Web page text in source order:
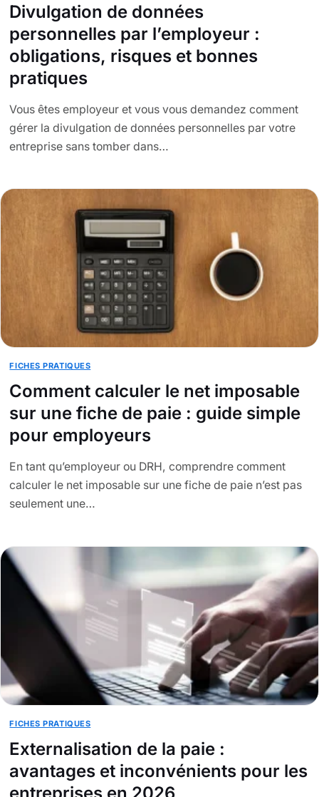
Divulgation de données
personnelles par l’employeur :
obligations, risques et bonnes
pratiques
Vous êtes employeur et vous vous demandez comment
gérer la divulgation de données personnelles par votre
entreprise sans tomber dans…
FICHES PRATIQUES
Comment calculer le net imposable
sur une fiche de paie : guide simple
pour employeurs
En tant qu’employeur ou DRH, comprendre comment
calculer le net imposable sur une fiche de paie n’est pas
seulement une…
FICHES PRATIQUES
Externalisation de la paie :
avantages et inconvénients pour les